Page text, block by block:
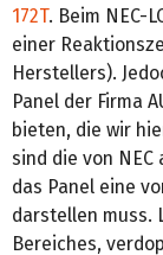
172T. Beim NEC-
einer
Herstellers).
Panel der Firma
bieten, die wir
sind die von
das Panel eine
darstellen muss.
Bereiches,